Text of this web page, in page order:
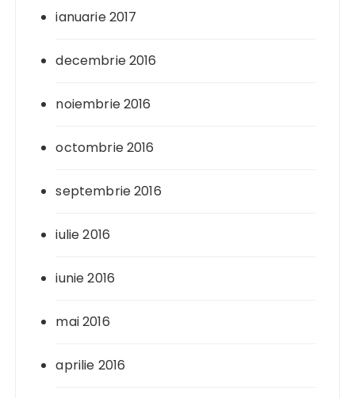
ianuarie 2017
decembrie 2016
noiembrie 2016
octombrie 2016
septembrie 2016
iulie 2016
iunie 2016
mai 2016
aprilie 2016